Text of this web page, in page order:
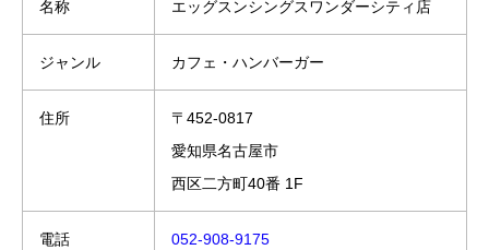
名称 エッグスンシングスワンダーシティ店
ジャンル カフェ・ハンバーガー
住所
〒452-0817
愛知県名古屋市
西区二方町40番 1F
電話 052-908-9175